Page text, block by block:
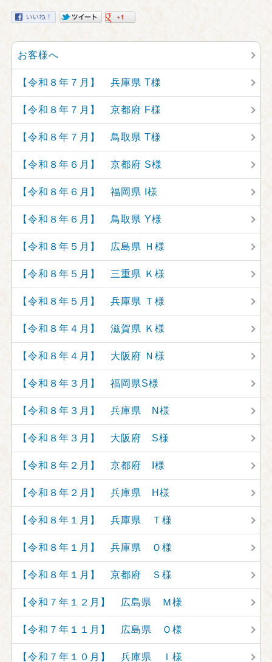
お客様へ
【令和８年７月】 兵庫県 T様
【令和８年７月】 京都府 F様
【令和８年７月】 鳥取県 T様
【令和８年６月】 京都府 S様
【令和８年６月】 福岡県 I様
【令和８年６月】 鳥取県 Y様
【令和８年５月】 広島県 Ｈ様
【令和８年５月】 三重県 Ｋ様
【令和８年５月】 兵庫県 Ｔ様
【令和８年４月】 滋賀県 Ｋ様
【令和８年４月】 大阪府 Ｎ様
【令和８年３月】 福岡県S様
【令和８年３月】 兵庫県 N様
【令和８年３月】 大阪府 S様
【令和８年２月】 京都府 I様
【令和８年２月】 兵庫県 H様
【令和８年１月】 兵庫県 Ｔ様
【令和８年１月】 兵庫県 Ｏ様
【令和８年１月】 京都府 Ｓ様
【令和７年１２月】 広島県 Ｍ様
【令和７年１１月】 広島県 Ｏ様
【令和７年１０月】 兵庫県 Ｉ様